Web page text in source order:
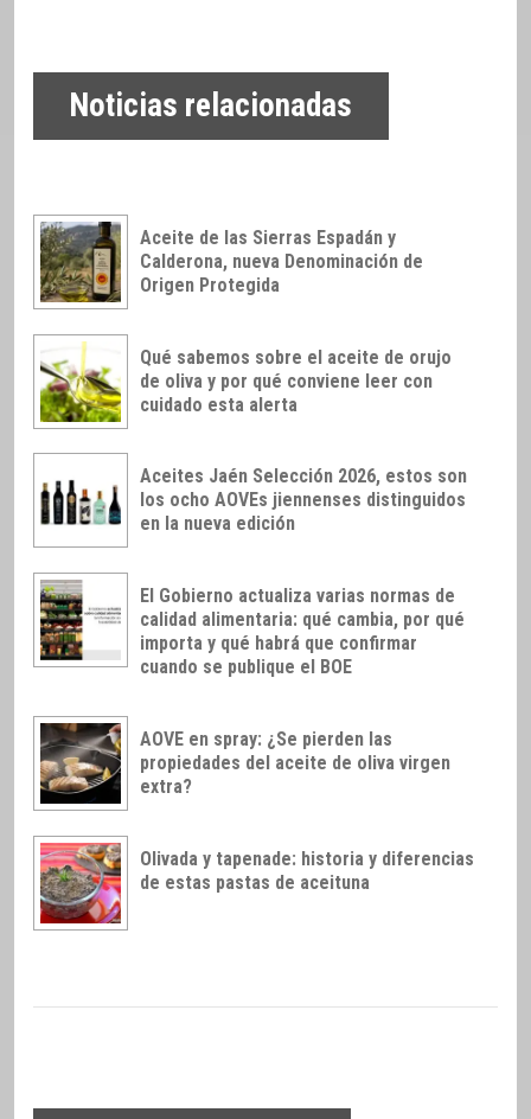
Noticias relacionadas
Aceite de las Sierras Espadán y
Calderona, nueva Denominación de
Origen Protegida
Qué sabemos sobre el aceite de orujo
de oliva y por qué conviene leer con
cuidado esta alerta
Aceites Jaén Selección 2026, estos son
los ocho AOVEs jiennenses distinguidos
en la nueva edición
El Gobierno actualiza varias normas de
calidad alimentaria: qué cambia, por qué
importa y qué habrá que confirmar
cuando se publique el BOE
AOVE en spray: ¿Se pierden las
propiedades del aceite de oliva virgen
extra?
Olivada y tapenade: historia y diferencias
de estas pastas de aceituna